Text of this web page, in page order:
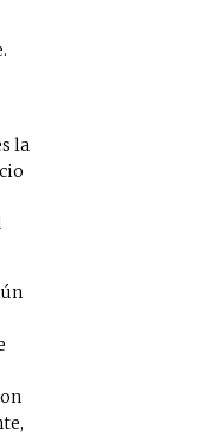
la